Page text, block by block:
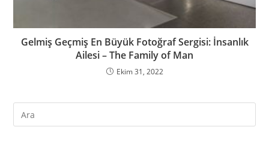
Gelmiş Geçmiş En Büyük Fotoğraf Sergisi: İnsanlık
Ailesi – The Family of Man
Ekim 31, 2022